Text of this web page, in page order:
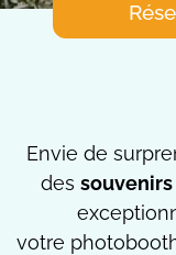
Envie de
des souvenirs
votre